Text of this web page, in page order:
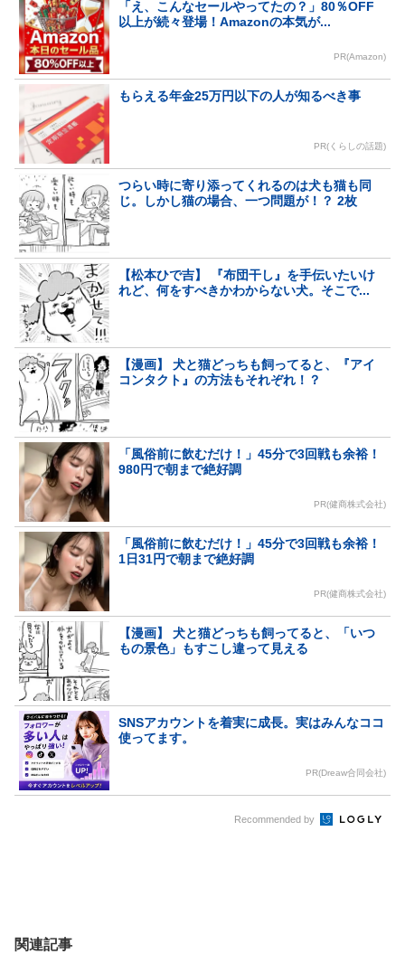
「え、こんなセールやってたの？」80％OFF
以上が続々登場！Amazonの本気が...
PR(Amazon)
もらえる年金25万円以下の人が知るべき事
PR(くらしの話題)
つらい時に寄り添ってくれるのは犬も猫も同
じ。しかし猫の場合、一つ問題が！？ 2枚
【松本ひで吉】 『布団干し』を手伝いたいけ
れど、何をすべきかわからない犬。そこで...
【漫画】 犬と猫どっちも飼ってると、『アイ
コンタクト』の方法もそれぞれ！？
「風俗前に飲むだけ！」45分で3回戦も余裕！
980円で朝まで絶好調
PR(健商株式会社)
「風俗前に飲むだけ！」45分で3回戦も余裕！
1日31円で朝まで絶好調
PR(健商株式会社)
【漫画】 犬と猫どっちも飼ってると、「いつ
もの景色」もすこし違って見える
SNSアカウントを着実に成長。実はみんなココ
使ってます。
PR(Dreaw合同会社)
Recommended by
関連記事